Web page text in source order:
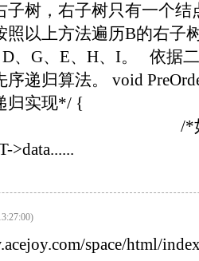
子树，右子树只有一个结
照以上方法遍历B的右子
、G、E、H、I。 依据
递归算法。 void
归实现*/ {
果二叉
space/html/